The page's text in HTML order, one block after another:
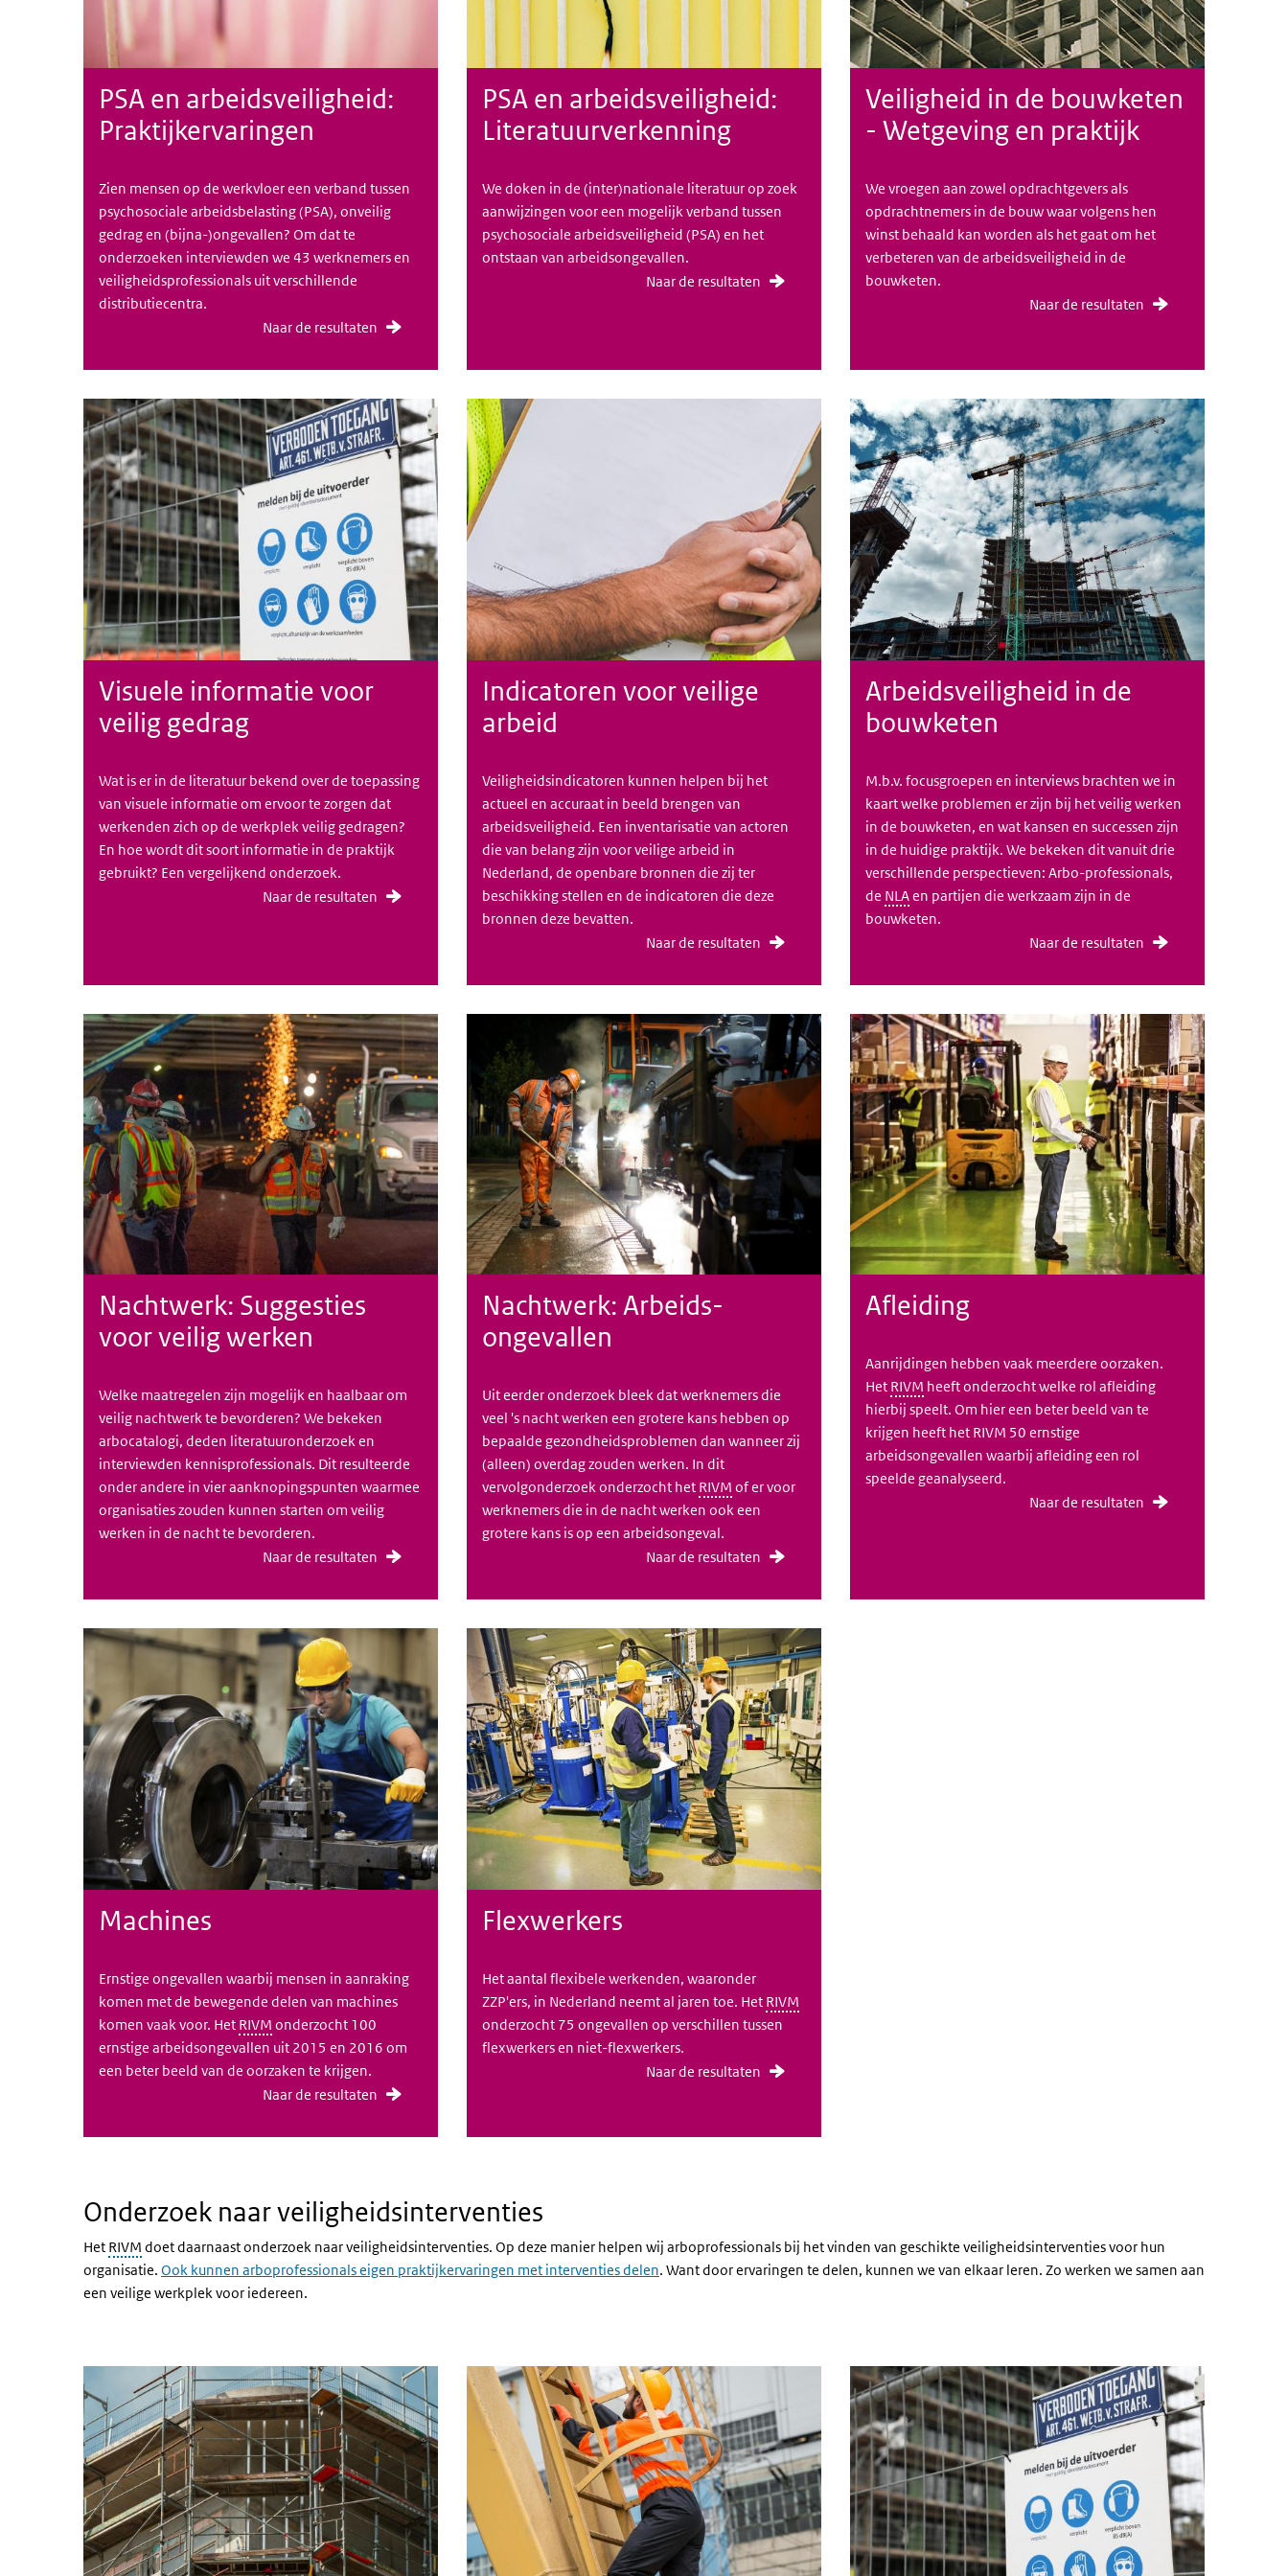
PSA en arbeidsveiligheid:
Praktijkervaringen
Zien mensen op de werkvloer een verband tussen
psychosociale arbeidsbelasting (PSA), onveilig
gedrag en (bijna-)ongevallen? Om dat te
onderzoeken interviewden we 43 werknemers en
veiligheidsprofessionals uit verschillende
distributiecentra.
Naar de resultaten
PSA en arbeidsveiligheid:
Literatuurverkenning
We doken in de (inter)nationale literatuur op zoek
aanwijzingen voor een mogelijk verband tussen
psychosociale arbeidsveiligheid (PSA) en het
ontstaan van arbeidsongevallen.
Naar de resultaten
Veiligheid in de bouwketen
- Wetgeving en praktijk
We vroegen aan zowel opdrachtgevers als
opdrachtnemers in de bouw waar volgens hen
winst behaald kan worden als het gaat om het
verbeteren van de arbeidsveiligheid in de
bouwketen.
Naar de resultaten
Visuele informatie voor
veilig gedrag
Wat is er in de literatuur bekend over de toepassing
van visuele informatie om ervoor te zorgen dat
werkenden zich op de werkplek veilig gedragen?
En hoe wordt dit soort informatie in de praktijk
gebruikt? Een vergelijkend onderzoek.
Naar de resultaten
Indicatoren voor veilige
arbeid
Veiligheidsindicatoren kunnen helpen bij het
actueel en accuraat in beeld brengen van
arbeidsveiligheid. Een inventarisatie van actoren
die van belang zijn voor veilige arbeid in
Nederland, de openbare bronnen die zij ter
beschikking stellen en de indicatoren die deze
bronnen deze bevatten.
Naar de resultaten
Arbeidsveiligheid in de
bouwketen
M.b.v. focusgroepen en interviews brachten we in
kaart welke problemen er zijn bij het veilig werken
in de bouwketen, en wat kansen en successen zijn
in de huidige praktijk. We bekeken dit vanuit drie
verschillende perspectieven: Arbo-professionals,
de NLAen partijen die werkzaam zijn in de
bouwketen.
Naar de resultaten
Nachtwerk: Suggesties
voor veilig werken
Welke maatregelen zijn mogelijk en haalbaar om
veilig nachtwerk te bevorderen? We bekeken
arbocatalogi, deden literatuuronderzoek en
interviewden kennisprofessionals. Dit resulteerde
onder andere in vier aanknopingspunten waarmee
organisaties zouden kunnen starten om veilig
werken in de nacht te bevorderen.
Naar de resultaten
Nachtwerk: Arbeids-
ongevallen
Uit eerder onderzoek bleek dat werknemers die
veel 's nacht werken een grotere kans hebben op
bepaalde gezondheidsproblemen dan wanneer zij
(alleen) overdag zouden werken. In dit
vervolgonderzoek onderzocht het RIVM of er voor
werknemers die in de nacht werken ook een
grotere kans is op een arbeidsongeval.
Naar de resultaten
Afleiding
Aanrijdingen hebben vaak meerdere oorzaken.
Het RIVM heeft onderzocht welke rol afleiding
hierbij speelt. Om hier een beter beeld van te
krijgen heeft het RIVM 50 ernstige
arbeidsongevallen waarbij afleiding een rol
speelde geanalyseerd.
Naar de resultaten
Machines
Ernstige ongevallen waarbij mensen in aanraking
komen met de bewegende delen van machines
komen vaak voor. Het RIVM onderzocht 100
ernstige arbeidsongevallen uit 2015 en 2016 om
een beter beeld van de oorzaken te krijgen.
Naar de resultaten
Flexwerkers
Het aantal flexibele werkenden, waaronder
ZZP'ers, in Nederland neemt al jaren toe. Het RIVM
onderzocht 75 ongevallen op verschillen tussen
flexwerkers en niet-flexwerkers.
Naar de resultaten
Onderzoek naar veiligheidsinterventies
Het RIVM doet daarnaast onderzoek naar veiligheidsinterventies. Op deze manier helpen wij arboprofessionals bij het vinden van geschikte veiligheidsinterventies voor hun
organisatie. Ook kunnen arboprofessionals eigen praktijkervaringen met interventies delen. Want door ervaringen te delen, kunnen we van elkaar leren. Zo werken we samen aan
een veilige werkplek voor iedereen.